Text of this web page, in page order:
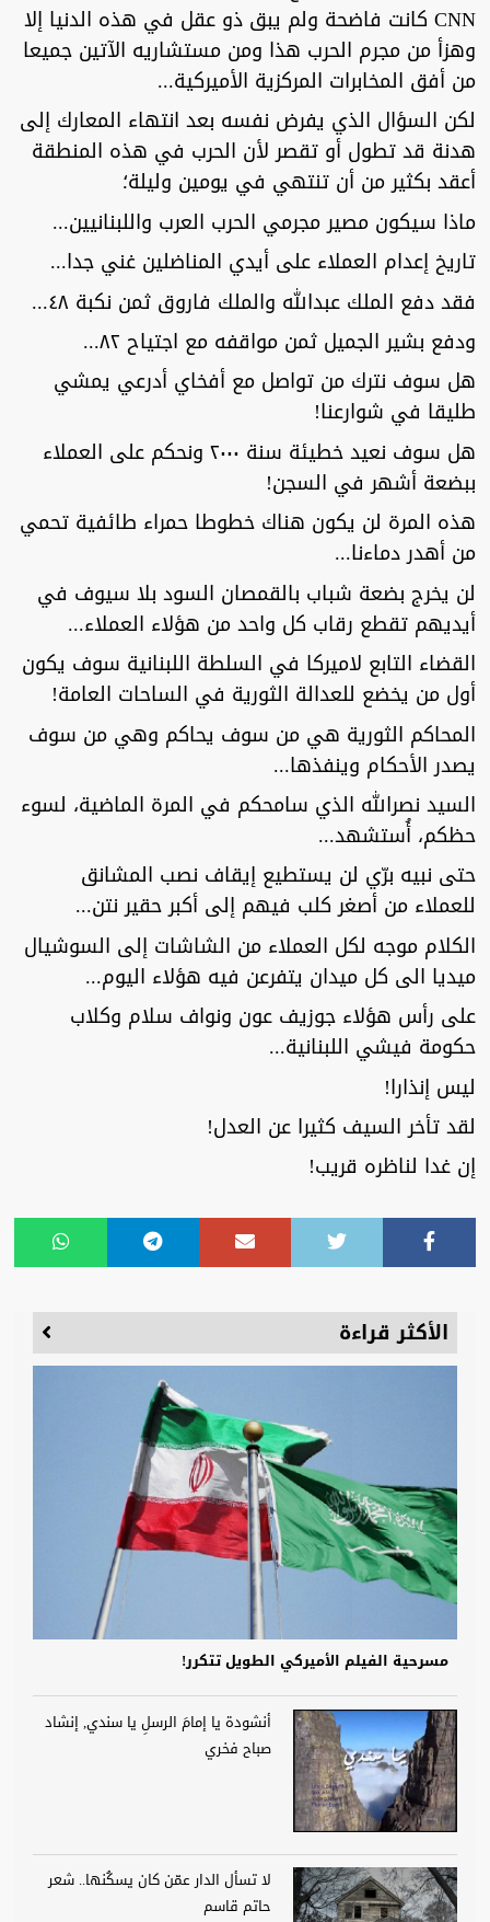
CNN كانت فاضحة ولم يبق ذو عقل في هذه الدنيا إلا
وهزأ من مجرم الحرب هذا ومن مستشاريه الآتين جميعا
من أفق المخابرات المركزية الأميركية...
لكن السؤال الذي يفرض نفسه بعد انتهاء المعارك إلى
هدنة قد تطول أو تقصر لأن الحرب في هذه المنطقة
أعقد بكثير من أن تنتهي في يومين وليلة؛
ماذا سيكون مصير مجرمي الحرب العرب واللبنانيين...
تاريخ إعدام العملاء على أيدي المناضلين غني جدا...
فقد دفع الملك عبدالله والملك فاروق ثمن نكبة ٤٨...
ودفع بشير الجميل ثمن مواقفه مع اجتياح ٨٢...
هل سوف نترك من تواصل مع أفخاي أدرعي يمشي
طليقا في شوارعنا!
هل سوف نعيد خطيئة سنة ٢٠٠٠ ونحكم على العملاء
ببضعة أشهر في السجن!
هذه المرة لن يكون هناك خطوطا حمراء طائفية تحمي
من أهدر دماءنا...
لن يخرج بضعة شباب بالقمصان السود بلا سيوف في
أيديهم تقطع رقاب كل واحد من هؤلاء العملاء...
القضاء التابع لاميركا في السلطة اللبنانية سوف يكون
أول من يخضع للعدالة الثورية في الساحات العامة!
المحاكم الثورية هي من سوف يحاكم وهي من سوف
يصدر الأحكام وينفذها...
السيد نصرالله الذي سامحكم في المرة الماضية، لسوء
حظكم، أُستشهد...
حتى نبيه برّي لن يستطيع إيقاف نصب المشانق
للعملاء من أصغر كلب فيهم إلى أكبر حقير نتن...
الكلام موجه لكل العملاء من الشاشات إلى السوشيال
ميديا الى كل ميدان يتفرعن فيه هؤلاء اليوم...
على رأس هؤلاء جوزيف عون ونواف سلام وكلاب
حكومة فيشي اللبنانية...
ليس إنذارا!
لقد تأخر السيف كثيرا عن العدل!
إن غدا لناظره قريب!
الأكثر قراءة
مسرحية الفيلم الأميركي الطويل تتكرر!
أنشودة يا إمامَ الرسلِ يا سندي, إنشاد
صباح فخري
لا تسأل الدار عمّن كان يسكُنها.. شعر
حاتم قاسم